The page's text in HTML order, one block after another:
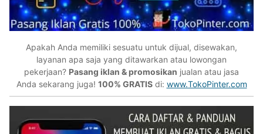
Apakah Anda memiliki sesuatu untuk dijual, disewakan,
layanan apa saja yang ditawarkan atau lowongan
pekerjaan? Pasang iklan & promosikan jualan atau jasa
Anda sekarang juga! 100% GRATISdi: www.TokoPinter.com